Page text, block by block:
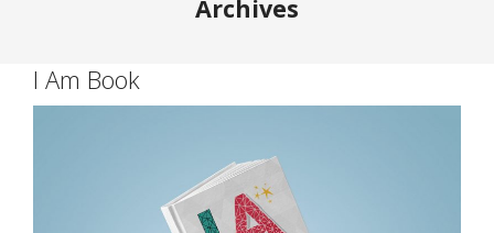
Archives
I Am Book